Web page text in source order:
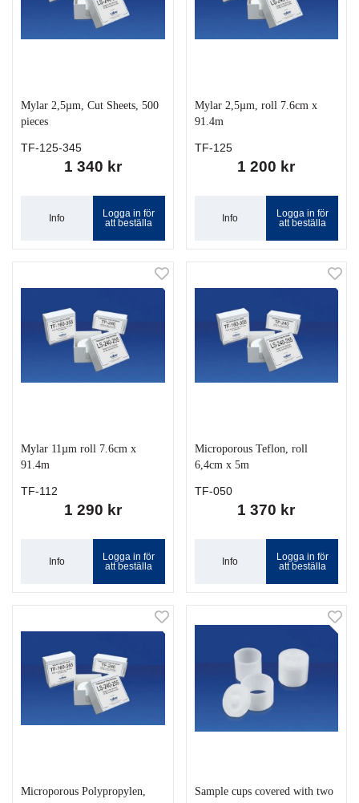
Mylar 2,5µm, Cut Sheets, 500
pieces
TF-125-345
1 340 kr
Info
Logga in för
att beställa
Mylar 2,5µm, roll 7.6cm x
91.4m
TF-125
1 200 kr
Info
Logga in för
att beställa
Mylar 11µm roll 7.6cm x
91.4m
TF-112
1 290 kr
Info
Logga in för
att beställa
Microporous Teflon, roll
6,4cm x 5m
TF-050
1 370 kr
Info
Logga in för
att beställa
Microporous Polypropylen,
Sample cups covered with two